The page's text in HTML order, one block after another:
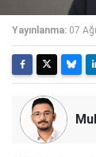
Yayınlanma: 07